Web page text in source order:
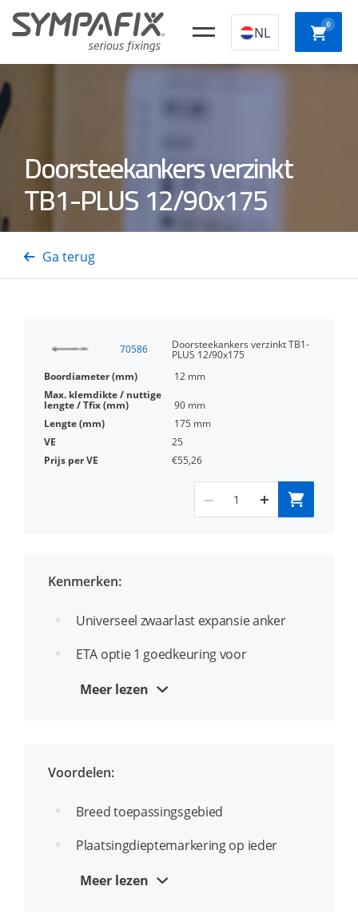
NL 0
ankers
ankers
Doorsteekankers verzinkt
TB1-PLUS 12/90x175
Ga terug
70586 Doorsteekankers verzinkt TB1-
PLUS 12/90x175
12 mm
90 mm
175 mm
25
€55,26
Kenmerken:
Universeel zwaarlast expansie anker
ETA optie 1 goedkeuring voor
ETA goedgekeurd voor seismische
12 en 16)
Meer lezen
Voordelen:
Breed toepassingsgebied
Plaatsingdieptemarkering op ieder
Meer lezen